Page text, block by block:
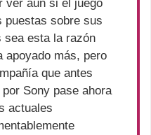
ver aún si el juego
puestas sobre sus
sea esta la razón
apoyado más, pero
que antes
Sony pase ahora
actuales